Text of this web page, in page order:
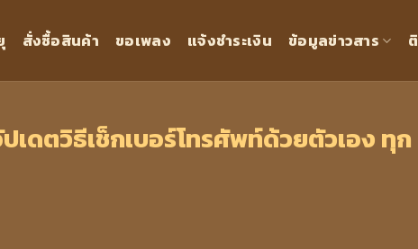
สั่งซื้อสินค้า ขอเพลง แจ้งชำระเงิน ข้อมูลข่าวสาร
เดตวิธีเช็กเบอร์โทรศัพท์ด้วยตัวเอง ทุก